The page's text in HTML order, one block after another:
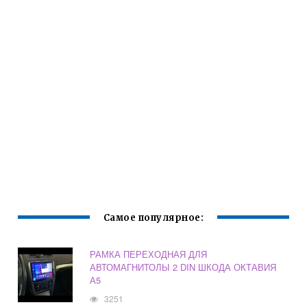
Самое популярное:
РАМКА ПЕРЕХОДНАЯ ДЛЯ
АВТОМАГНИТОЛЫ 2 DIN ШКОДА ОКТАВИЯ
А5
3251